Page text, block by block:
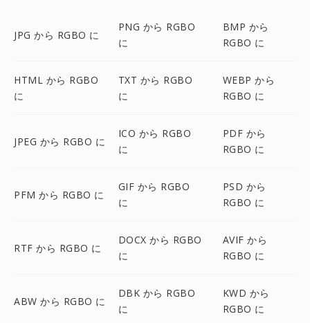
JPG から RGBO に
PNG から RGBO
に
BMP から
RGBO に
HTML から RGBO
に
TXT から RGBO
に
WEBP から
RGBO に
JPEG から RGBO に
ICO から RGBO
に
PDF から
RGBO に
PFM から RGBO に
GIF から RGBO
に
PSD から
RGBO に
RTF から RGBO に
DOCX から RGBO
に
AVIF から
RGBO に
ABW から RGBO に
DBK から RGBO
に
KWD から
RGBO に